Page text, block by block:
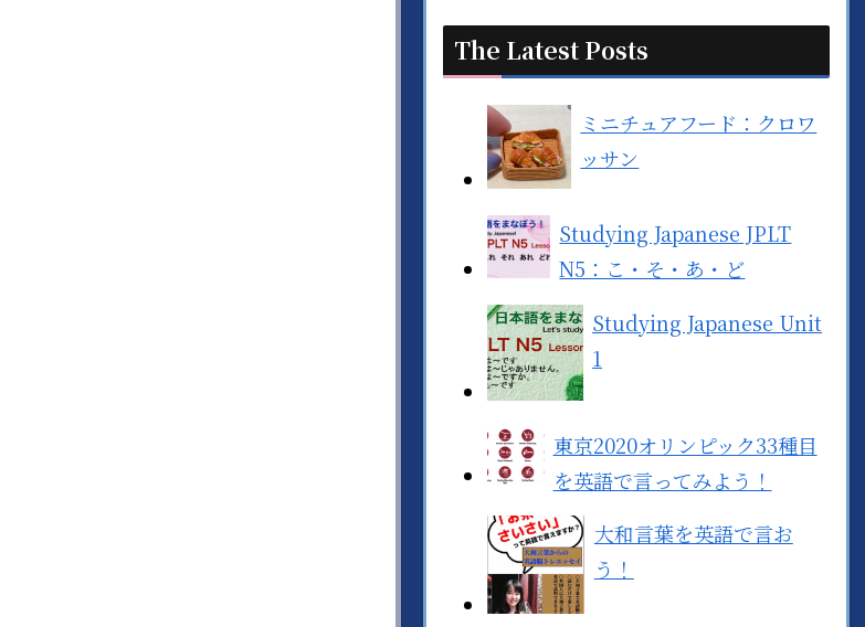
The Latest Posts
ミニチュアフード：クロワ
ッサン
Studying Japanese JPLT
N5：こ・そ・あ・ど
Studying Japanese Unit
1
東京2020オリンピック33種目
を英語で言ってみよう！
大和言葉を英語で言お
う！